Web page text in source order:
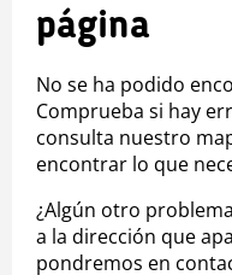
página
No se ha podido
Comprueba si hay
consulta nuestro
encontrar lo que
¿Algún otro
a la dirección que
pondremos en